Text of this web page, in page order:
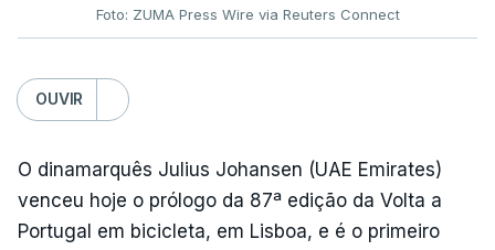
Foto: ZUMA Press Wire via Reuters Connect
OUVIR
O dinamarquês Julius Johansen (UAE Emirates)
venceu hoje o prólogo da 87ª edição da Volta a
Portugal em bicicleta, em Lisboa, e é o primeiro